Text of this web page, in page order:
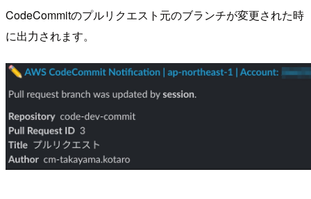
CodeCommitのプルリクエスト元のブランチが変更された時
に出力されます。